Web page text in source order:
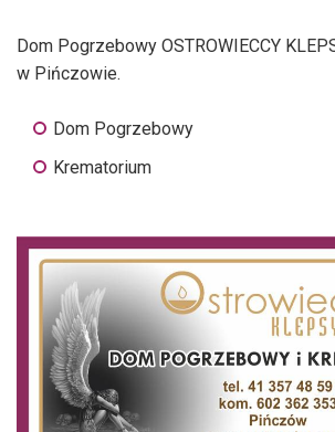
Dom Pogrzebowy OSTROWIECCY
w Pińczowie.
Dom Pogrzebowy
Krematorium